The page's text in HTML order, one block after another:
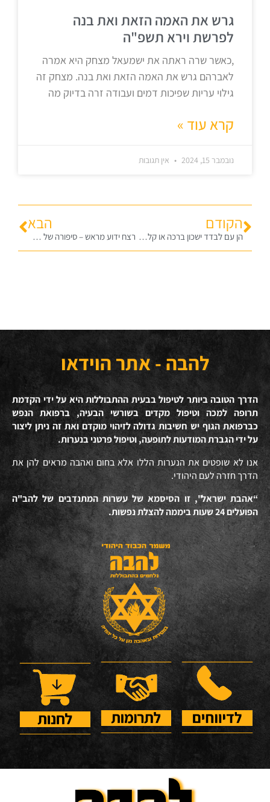
גרש את האמה הזאת ואת בנה
לפרשת וירא תשפ"ה
,כאשר שרה ראתה את ישמעאל מצחק היא אמרה
לאברהם גרש את האמה הזאת ואת בנה. מצחק זה
גילוי עריות שפיכות דמים ועבודה זרה בדיוק מה
קרא עוד »
נובמבר 15, 2024 אין תגובות
הקודם
הן עם לבדד ישכון ברכה או קללה? בלק תשע"ט
הבא
רצח ידוע מראש – סיפורה של תהילה נגר
להבה - אתר הוידאו
הדרך הטובה ביותר לטיפול בבעית ההתבוללות היא על ידי הקדמת
תרופה למכה וטיפול מקדים בשורשי הבעיה, ברפואת הנפש
כברפואת הגוף יש חשיבות גדולה לזיהוי מוקדם ואת זה ניתן ליצור
על ידי הגברת המודעות לתופעה, וטיפול פרטני בנערות.
אנו לא שופטים את הנערות הללו אלא בחום ואהבה מראים להן את
הדרך חזרה לעם היהודי.
“אהבת ישראל", זו הסיסמא של עשרות המתנדבים של להב"ה
הפועלים 24 שעות ביממה להצלת נפשות.